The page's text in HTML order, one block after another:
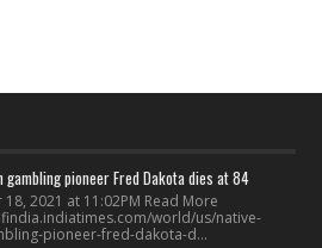
gambling pioneer Fred Dakota dies at 84
2021 at 11:02PM Read More
world/us/native-
pioneer-fred-dakota-d...